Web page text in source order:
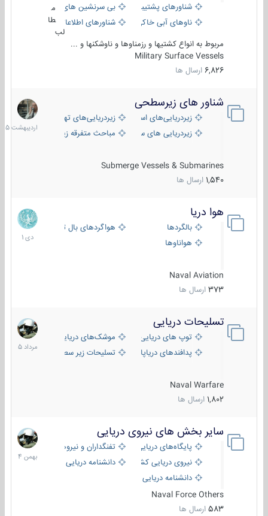
شناورهای پشتیبانی
بی سرنشین های دریایی
ناوهای آبی خاکی و نیروبرشناورهای اطلاعاتی و جاسوسی
طا
لب
مربوط به انواع کشتیها و رزمناوها و ناوشکنها و ...
Military Surface Vessels
6,826 ارسال ها
شناور های زیرسطحی
زیردریایی‌های استراتژیکزیردریایی‌های تهاجمی
زیردریایی های سبک
مباحث متفرقه زیرسطحی
Submerge Vessels & Submarines
1,540 ارسال ها
31
1405
هوا دریا
بالگردها
هواگردهای بال ثابت
هواناوها
Naval Aviation
373 ارسال ها
12
دی
1401
تسلیحات دریایی
توپ های دریایی
موشک‌های دریایی
پدافندهای دریاپایه
تسلیحات زیر سطحی
Naval Warfare
1,802 ارسال ها
2
مرداد
1405
سایر بخش های نیروی دریایی
پایگاه‌های دریایی
تفنگداران و نیروهای ویژه‌ی دریایی
نیروی دریایی کشورهای مختلفدانشنامه دریایی
دانشنامه دریایی کپی
Naval Force Others
583 ارسال ها
22
بهمن
1404